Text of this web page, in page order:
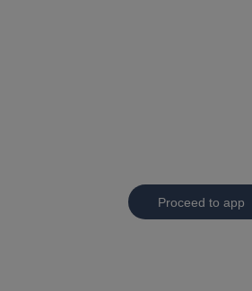
Proceed to app